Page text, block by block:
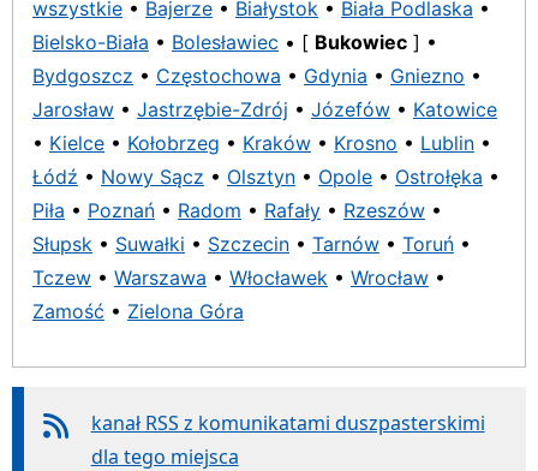
wszystkie • Bajerze • Białystok • Biała Podlaska •
Bielsko-Biała • Bolesławiec • [ Bukowiec ] •
Bydgoszcz • Częstochowa • Gdynia • Gniezno •
Jarosław • Jastrzębie-Zdrój • Józefów • Katowice
• Kielce • Kołobrzeg • Kraków • Krosno • Lublin •
Łódź • Nowy Sącz • Olsztyn • Opole • Ostrołęka •
Piła • Poznań • Radom • Rafały • Rzeszów •
Słupsk • Suwałki • Szczecin • Tarnów • Toruń •
Tczew • Warszawa • Włocławek • Wrocław •
Zamość • Zielona Góra
kanał RSS z komunikatami duszpasterskimi
dla tego miejsca